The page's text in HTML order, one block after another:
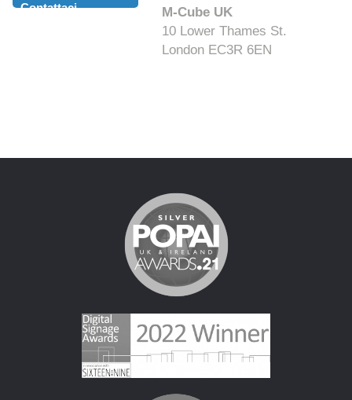
M-Cube UK
10 Lower Thames St.
London EC3R 6EN
Contattaci